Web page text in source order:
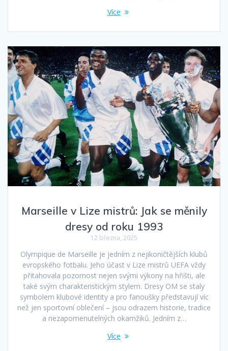
Více
Marseille v Lize mistrů: Jak se měnily
dresy od roku 1993
12 března, 2025
Olympique de Marseille je jedním z nejikoničtějších klubů
evropského fotbalu. Jeho účast v Lize mistrů UEFA vždy
přitahovala pozornost nejen svými výkony na hřišti, ale
také svým charakteristickým stylem. Dresy OM se staly
symbolem klubové identity a pro fanoušky představují víc
než jen sportovní oblečení – jsou odrazem historie, tradice
a nezapomenutelných okamžiků. Jedním z…
Více